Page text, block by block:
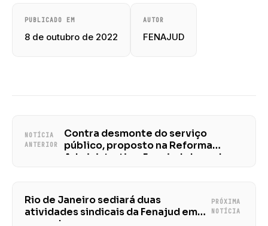
PUBLICADO EM
8 de outubro de 2022
AUTOR
FENAJUD
NOTÍCIA
ANTERIOR
Contra desmonte do serviço
público, proposto na Reforma
Administrativa, Fenajud chama base
Rio de Janeiro sediará duas
atividades sindicais da Fenajud em
PRÓXIMA
NOTÍCIA